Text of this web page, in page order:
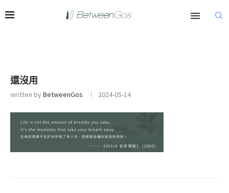
還沒用
written byBetweenGos 2024-05-14